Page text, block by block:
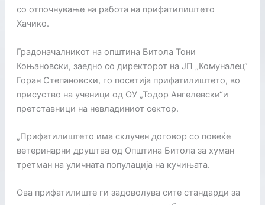
со отпочнување на работа на прифатилиштето
Хачико.
Градоначалникот на општина Битола Тони
Коњановски, заедно со директорот на ЈП „Комуналец“
Горан Степановски, го посетија прифатилиштето, во
присуство на ученици од ОУ „Тодор Ангелевски“и
претставници на невладиниот сектор.
„Прифатилиштето има склучен договор со повеќе
ветеринарни друштва од Општина Битола за хуман
третман на уличната популација на кучињата.
Ова прифатилиште ги задоволува сите стандарди за